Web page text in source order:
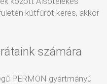
kútfúrót keres, akkor
számára
PERMON gyártmányú